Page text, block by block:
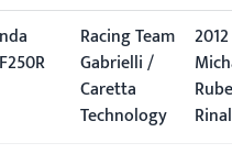
Racing Team
Gabrielli /
Caretta
Technology